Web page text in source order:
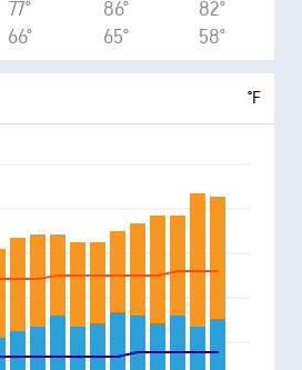
77°
66°
86°
65°
82°
58°
°F